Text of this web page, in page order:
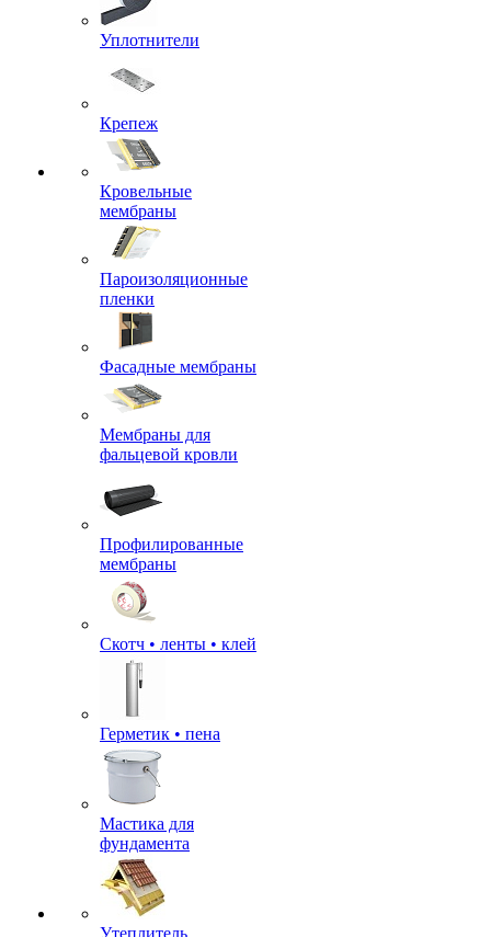
Уплотнители
Крепеж
Кровельные
мембраны
Пароизоляционные
пленки
Фасадные мембраны
Мембраны для
фальцевой кровли
Профилированные
мембраны
Скотч • ленты • клей
Герметик • пена
Мастика для
фундамента
Утеплитель